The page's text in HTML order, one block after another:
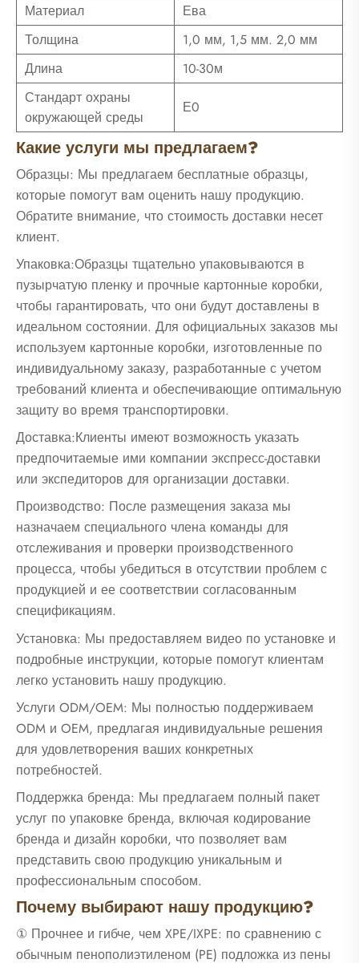
Материал
Ева
Толщина
1,0 мм, 1,5 мм. 2,0 мм
Длина
10-30м
Стандарт охраны
окружающей среды
Е0
Какие услуги мы предлагаем?
Образцы: Мы предлагаем бесплатные образцы,
которые помогут вам оценить нашу продукцию.
Обратите внимание, что стоимость доставки несет
клиент.
Упаковка:Образцы тщательно упаковываются в
пузырчатую пленку и прочные картонные коробки,
чтобы гарантировать, что они будут доставлены в
идеальном состоянии. Для официальных заказов мы
используем картонные коробки, изготовленные по
индивидуальному заказу, разработанные с учетом
требований клиента и обеспечивающие оптимальную
защиту во время транспортировки.
Доставка:Клиенты имеют возможность указать
предпочитаемые ими компании экспресс-доставки
или экспедиторов для организации доставки.
Производство: После размещения заказа мы
назначаем специального члена команды для
отслеживания и проверки производственного
процесса, чтобы убедиться в отсутствии проблем с
продукцией и ее соответствии согласованным
спецификациям.
Установка: Мы предоставляем видео по установке и
подробные инструкции, которые помогут клиентам
легко установить нашу продукцию.
Услуги ODM/OEM: Мы полностью поддерживаем
ODM и OEM, предлагая индивидуальные решения
для удовлетворения ваших конкретных
потребностей.
Поддержка бренда: Мы предлагаем полный пакет
услуг по упаковке бренда, включая кодирование
бренда и дизайн коробки, что позволяет вам
представить свою продукцию уникальным и
профессиональным способом.
Почему выбирают нашу продукцию?
① Прочнее и гибче, чем XPE/IXPE: по сравнению с
обычным пенополиэтиленом (PE) подложка из пены